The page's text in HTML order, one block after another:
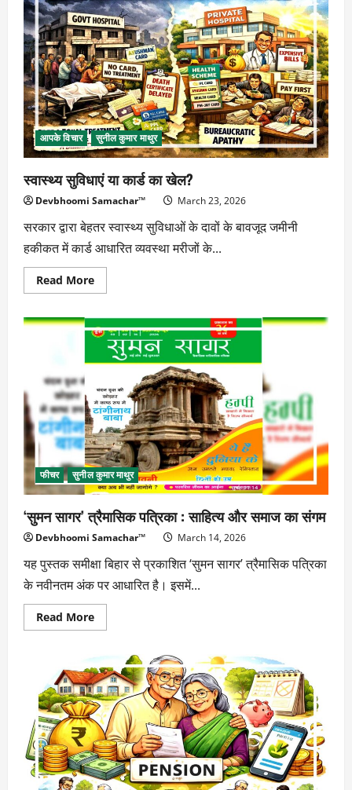
सजी
विरासत
का
अनमोल
खजाना
आपके विचार सुनील कुमार माथुर
स्वास्थ्य सुविधाएं या कार्ड का खेल?
Devbhoomi Samachar™ March 23, 2026
सरकार द्वारा बेहतर स्वास्थ्य सुविधाओं के दावों के बावजूद जमीनी
हकीकत में कार्ड आधारित व्यवस्था मरीजों के...
Read MoreRead
more
सुविधाएं
या
कार्ड
खेल?
फीचर सुनील कुमार माथुर
‘सुमन सागर’ त्रैमासिक पत्रिका : साहित्य और समाज का संगम
Devbhoomi Samachar™ March 14, 2026
यह पुस्तक समीक्षा बिहार से प्रकाशित ‘सुमन सागर’ त्रैमासिक पत्रिका
के नवीनतम अंक पर आधारित है। इसमें...
Read MoreRead
more
सागर’
त्रैमासिक
पत्रिका
:
साहित्य
और
समाज
का
संगम